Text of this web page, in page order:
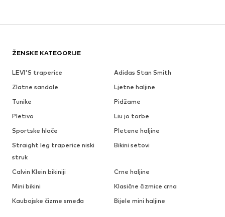
ŽENSKE KATEGORIJE
LEVI'S traperice
Adidas Stan Smith
Zlatne sandale
Ljetne haljine
Tunike
Pidžame
Pletivo
Liu jo torbe
Sportske hlače
Pletene haljine
Straight leg traperice niski
struk
Bikini setovi
Calvin Klein bikiniji
Crne haljine
Mini bikini
Klasične čizmice crna
Kaubojske čizme smeđa
Bijele mini haljine